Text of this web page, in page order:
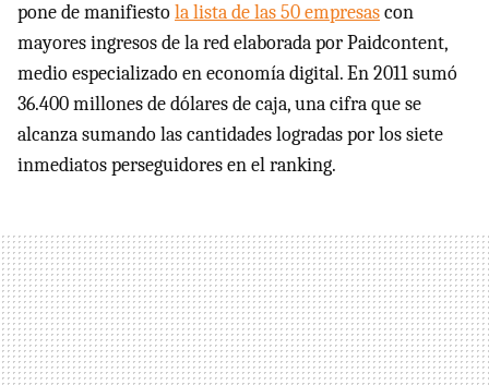
pone de manifiestola lista de las 50 empresascon
mayores ingresos de la red elaborada por Paidcontent,
medio especializado en economía digital. En 2011 sumó
36.400 millones de dólares de caja, una cifra que se
alcanza sumando las cantidades logradas por los siete
inmediatos perseguidores en el ranking.